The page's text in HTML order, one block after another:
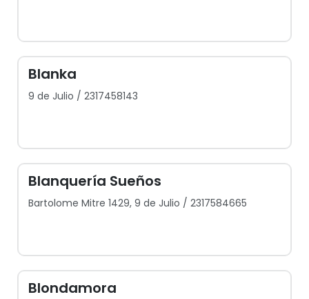
Blanka
9 de Julio / 2317458143
Blanquería Sueños
Bartolome Mitre 1429, 9 de Julio / 2317584665
Blondamora